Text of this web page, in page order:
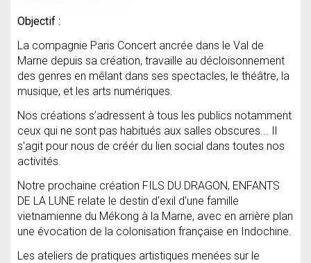
Objectif :
La compagnie Paris Concert ancrée dans le Val de
Marne depuis sa création, travaille au décloisonnement
des genres en mêlant dans ses spectacles, le théâtre, la
musique, et les arts numériques.
Nos créations s’adressent à tous les publics notamment
ceux qui ne sont pas habitués aux salles obscures... Il
s'agit pour nous de créér du lien social dans toutes nos
activités.
Notre prochaine création FILS DU DRAGON, ENFANTS
DE LA LUNE relate le destin d'exil d'une famille
vietnamienne du Mékong à la Marne, avec en arrière plan
une évocation de la colonisation française en Indochine.
Les ateliers de pratiques artistiques menées sur le